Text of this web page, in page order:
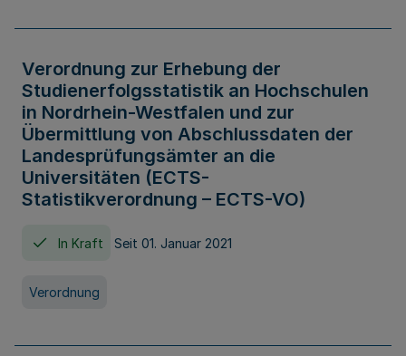
Verordnung zur Erhebung der
Studienerfolgsstatistik an Hochschulen
in Nordrhein-Westfalen und zur
Übermittlung von Abschlussdaten der
Landesprüfungsämter an die
Universitäten (ECTS-
Statistikverordnung – ECTS-VO)
In Kraft Seit 01. Januar 2021
Verordnung